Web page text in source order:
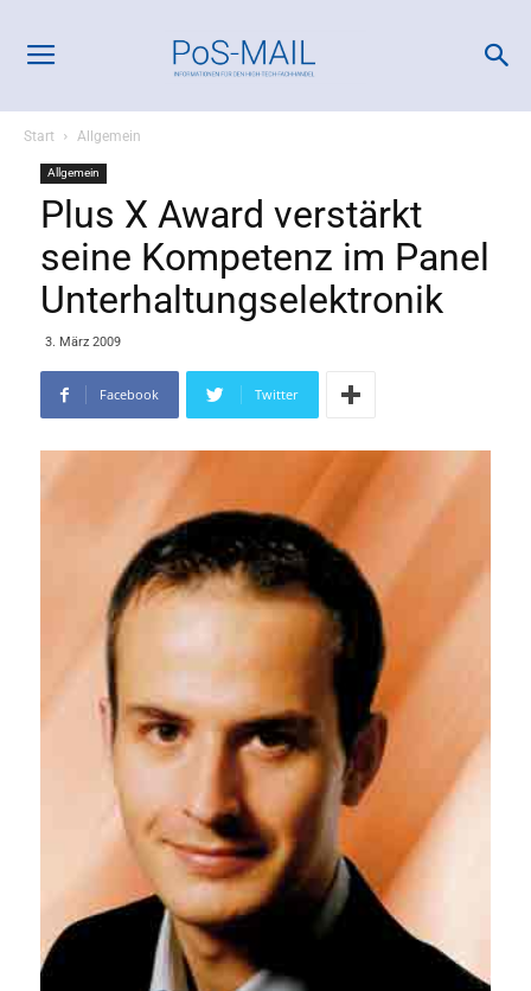
Start Allgemein
Allgemein
Plus X Award verstärkt
seine Kompetenz im Panel
Unterhaltungselektronik
3. März 2009
Facebook Twitter